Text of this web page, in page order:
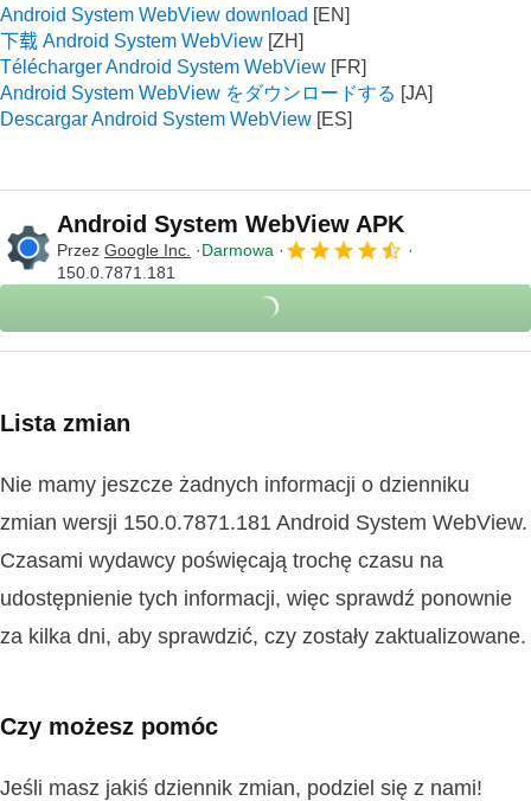
Android System WebView download
下载 Android System WebView
Télécharger Android System WebView
Android System WebView をダウンロードする
Descargar Android System WebView
Android System WebView APK
Przez Google Inc.
Darmowa
150.0.7871.181
Lista zmian
Nie mamy jeszcze żadnych informacji o dzienniku
zmian wersji 150.0.7871.181 Android System WebView.
Czasami wydawcy poświęcają trochę czasu na
udostępnienie tych informacji, więc sprawdź ponownie
za kilka dni, aby sprawdzić, czy zostały zaktualizowane.
Czy możesz pomóc
Jeśli masz jakiś dziennik zmian, podziel się z nami!